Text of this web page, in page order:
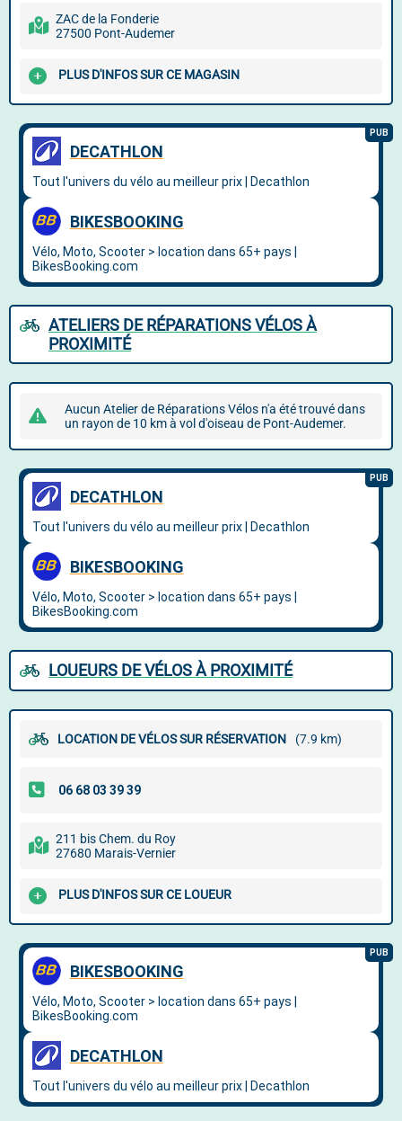
ZAC de la Fonderie
27500 Pont-Audemer
PLUS D'INFOS SUR CE MAGASIN
ATELIERS DE RÉPARATIONS VÉLOS À
PROXIMITÉ
Aucun Atelier de Réparations Vélos n'a été trouvé dans
un rayon de 10 km à vol d'oiseau de Pont-Audemer.
LOUEURS DE VÉLOS À PROXIMITÉ
LOCATION DE VÉLOS SUR RÉSERVATION (7.9 km)
211 bis Chem. du Roy
27680 Marais-Vernier
PLUS D'INFOS SUR CE LOUEUR